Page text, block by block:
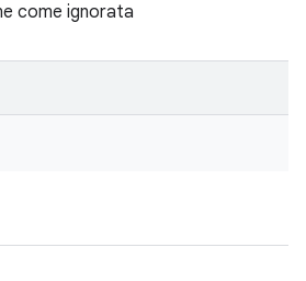
come ignorata